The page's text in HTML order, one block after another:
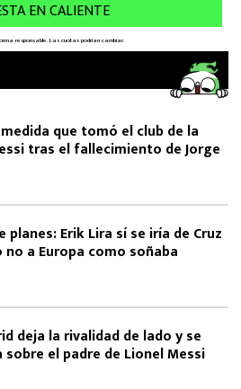
que tomó el club de la
tras el fallecimiento de Jorge
planes: Erik Lira sí se iría de Cruz
no a Europa como soñaba
deja la rivalidad de lado y se
sobre el padre de Lionel Messi